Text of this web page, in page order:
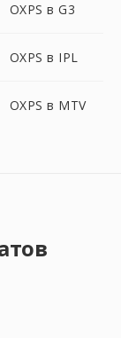
OXPS в G3
OXPS в IPL
OXPS в MTV